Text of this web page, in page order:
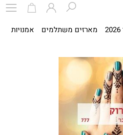
מארזים משתלמים אמנויות